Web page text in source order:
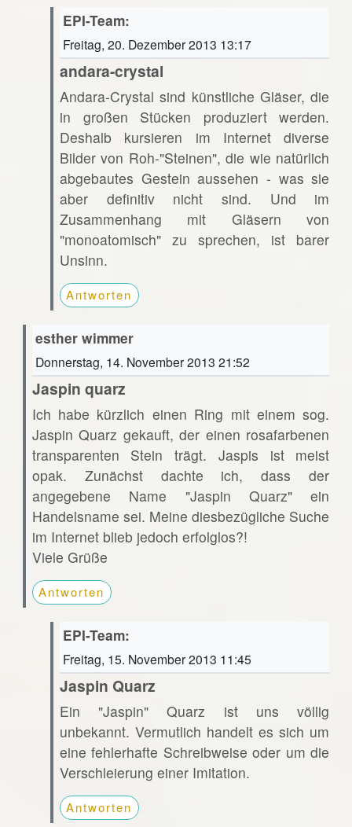
EPI-Team:
Freitag, 20. Dezember 2013 13:17
andara-crystal
Andara-Crystal sind künstliche Gläser, die
in großen Stücken produziert werden.
Deshalb kursieren im Internet diverse
Bilder von Roh-"Steinen", die wie natürlich
abgebautes Gestein aussehen - was sie
aber definitiv nicht sind. Und im
Zusammenhang mit Gläsern von
"monoatomisch" zu sprechen, ist barer
Unsinn.
Antworten
esther wimmer
Donnerstag, 14. November 2013 21:52
Jaspin quarz
Ich habe kürzlich einen Ring mit einem sog.
Jaspin Quarz gekauft, der einen rosafarbenen
transparenten Stein trägt. Jaspis ist meist
opak. Zunächst dachte ich, dass der
angegebene Name "Jaspin Quarz" ein
Handelsname sei. Meine diesbezügliche Suche
im Internet blieb jedoch erfolglos?!
Viele Grüße
Antworten
EPI-Team:
Freitag, 15. November 2013 11:45
Jaspin Quarz
Ein "Jaspin" Quarz ist uns völlig
unbekannt. Vermutlich handelt es sich um
eine fehlerhafte Schreibweise oder um die
Verschleierung einer Imitation.
Antworten